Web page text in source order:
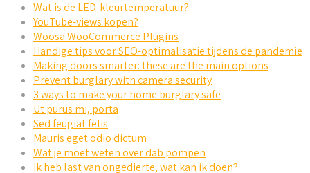
Wat is de LED-kleurtemperatuur?
YouTube-views kopen?
Woosa WooCommerce Plugins
Handige tips voor SEO-optimalisatie tijdens de pandemie
Making doors smarter: these are the main options
Prevent burglary with camera security
3 ways to make your home burglary safe
Ut purus mi, porta
Sed feugiat felis
Mauris eget odio dictum
Wat je moet weten over dab pompen
Ik heb last van ongedierte, wat kan ik doen?